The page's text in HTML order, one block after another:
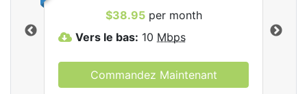
$38.95per month
Vers le bas: 10 Mbps
Commandez Maintenant